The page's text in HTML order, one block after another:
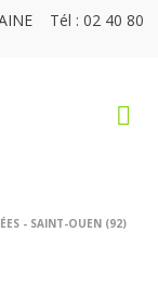
Tél : 02 40 80
- SAINT-OUEN (92)